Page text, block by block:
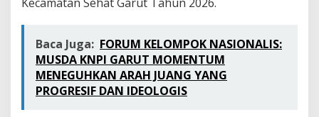
I
e
r
a
k
t
Baca Juga: FORUM KELOMPOK NASIONALIS:
MUSDA KNPI GARUT MOMENTUM
MENEGUHKAN ARAH JUANG YANG
PROGRESIF DAN IDEOLOGIS